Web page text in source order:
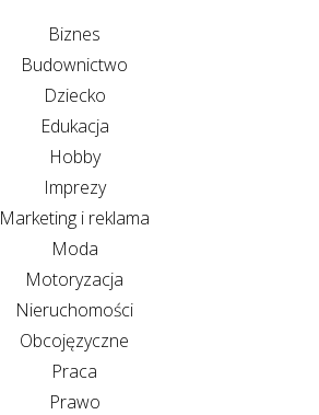
Biznes
Budownictwo
Dziecko
Edukacja
Hobby
Imprezy
Marketing i reklama
Moda
Motoryzacja
Nieruchomości
Obcojęzyczne
Praca
Prawo